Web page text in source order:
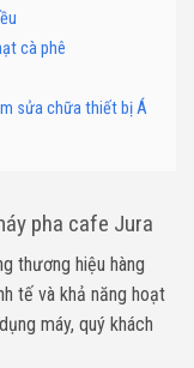
cà phê
sửa chữa thiết bị Á
pha cafe Jura
thương hiệu hàng
tế và khả năng hoạt
máy, quý khách